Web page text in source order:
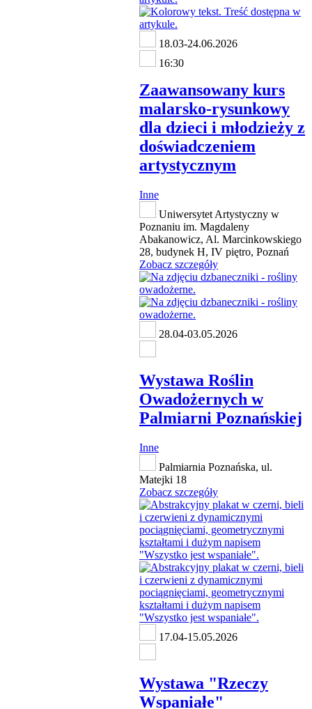
18.03-24.06.2026
16:30
Zaawansowany kurs
malarsko-rysunkowy
dla dzieci i młodzieży z
doświadczeniem
artystycznym
Inne
Uniwersytet Artystyczny w
Poznaniu im. Magdaleny
Abakanowicz, Al. Marcinkowskiego
28, budynek H, IV piętro, Poznań
Zobacz szczegóły
28.04-03.05.2026
Wystawa Roślin
Owadożernych w
Palmiarni Poznańskiej
Inne
Palmiarnia Poznańska, ul.
Matejki 18
Zobacz szczegóły
17.04-15.05.2026
Wystawa "Rzeczy
Wspaniałe"